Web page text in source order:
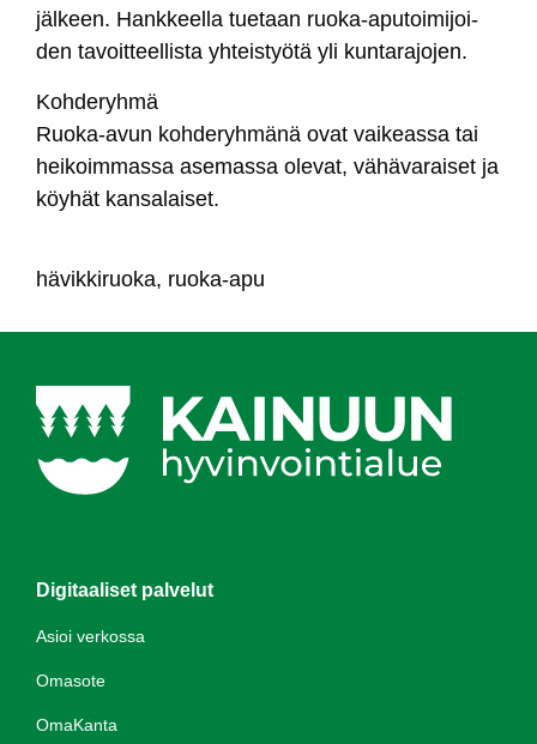
jäl­keen. Hank­keel­la tue­taan ruo­ka-apu­toi­mi­joi­
den ta­voit­teel­lis­ta yh­teis­työ­tä yli kun­ta­ra­jo­jen.
Koh­de­ryh­mä
Ruo­ka-avun koh­de­ryh­mä­nä ovat vai­keas­sa tai
hei­koim­mas­sa ase­mas­sa ole­vat, vä­hä­va­rai­set ja
köy­hät kan­sa­lai­set.
hä­vik­ki­ruo­ka, ruo­ka-apu
Digitaaliset palvelut
Asioi verkossa
Omasote
OmaKanta